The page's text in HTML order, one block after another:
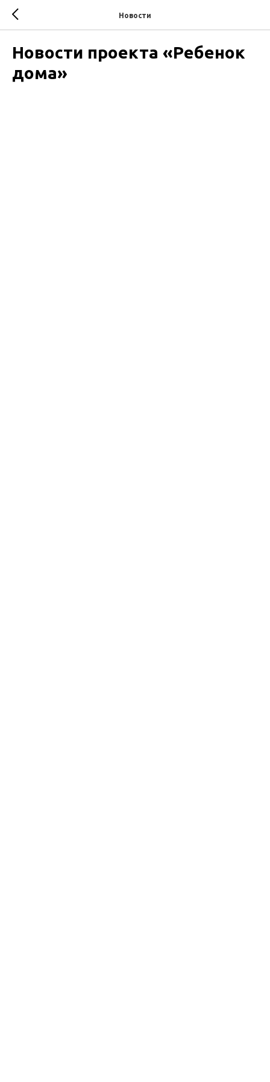
Новости
Новости проекта «Ребенок
дома»